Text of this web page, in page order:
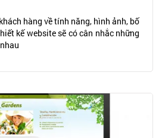
hàng về tính năng, hình ảnh, bố
kế website sẽ có cân nhắc những